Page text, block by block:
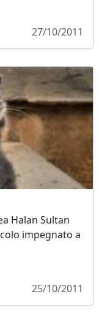
27/10/2011
Halan Sultan
impegnato a
25/10/2011